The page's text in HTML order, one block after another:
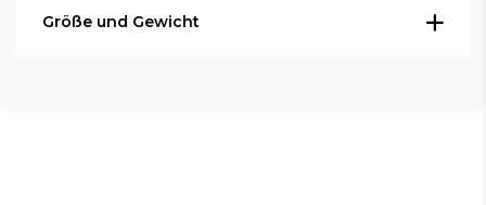
Lack, doppellagiges mesh head mit
EFNote 5 Soundmodul (EFD-5)
Größe und Gewicht